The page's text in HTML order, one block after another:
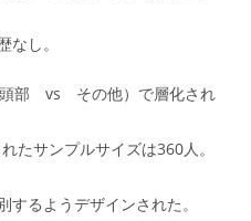
し。
頭部 vs その他）で層化され
たサンプルサイズは360人。
するようデザインされた。